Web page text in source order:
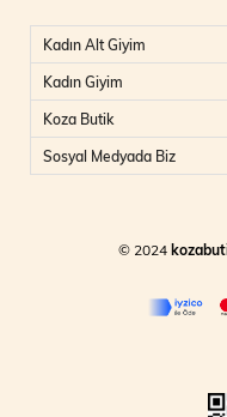
Kadın Alt Giyim
Kadın Giyim
Koza Butik
Sosyal Medyada Biz
© 2024